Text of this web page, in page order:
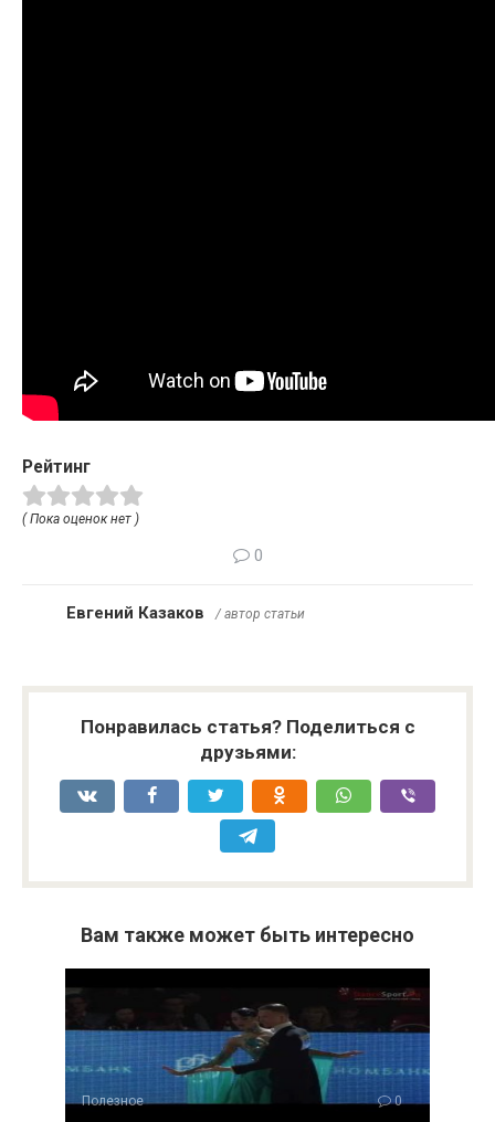
Рейтинг
( Пока оценок нет )
0
Евгений Казаков / автор статьи
Понравилась статья? Поделиться с
друзьями:
Вам также может быть интересно
Полезное 0